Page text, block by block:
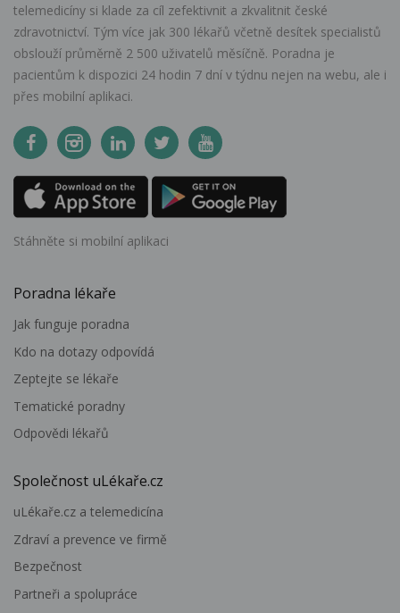
telemedicíny si klade za cíl zefektivnit a zkvalitnit české
zdravotnictví. Tým více jak 300 lékařů včetně desítek specialistů
obslouží průměrně 2 500 uživatelů měsíčně. Poradna je
pacientům k dispozici 24 hodin 7 dní v týdnu nejen na webu, ale i
přes mobilní aplikaci.
Stáhněte si mobilní aplikaci
Poradna lékaře
Jak funguje poradna
Kdo na dotazy odpovídá
Zeptejte se lékaře
Tematické poradny
Odpovědi lékařů
Společnost uLékaře.cz
uLékaře.cz a telemedicína
Zdraví a prevence ve firmě
Bezpečnost
Partneři a spolupráce